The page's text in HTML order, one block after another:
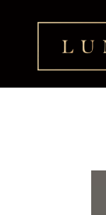
contenido